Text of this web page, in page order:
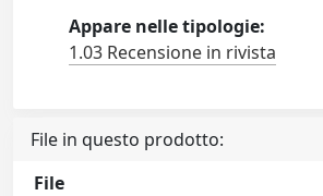
Appare nelle tipologie:
1.03 Recensione in rivista
File in questo prodotto:
File